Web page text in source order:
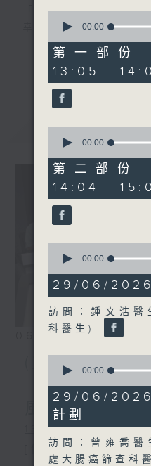
「醫學並不嚴肅！精
幸福！」
《精靈一點》 健康
一眾主持與全港愛
手，組織最強的醫學
資訊。
星期一至五，下午
台、港台電視31
下午2時 至 3 時 香
最新
06/08/2026
(主持：虞逸
「耀」潛能
1300-1400
[健康人物專訪]
主題：用藥小
嘉賓：李駿 (
藥劑學系高級
seconds
50
minutes,
0
seconds
00:00
第一部份
13:05 -
seconds
0
seconds
00:00
第二部份
14:04 -
seconds
0
seconds
00:00
29/06/2026
訪問：鍾文浩醫
科醫生)
seconds
20
minutes,
26
seconds
00:00
29/06/
計劃
訪問：曾雍喬醫
處大腸癌篩查科